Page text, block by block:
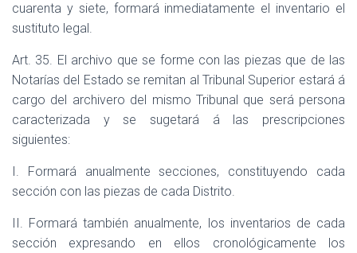
cuarenta y siete, formará inmediatamente el inventario el
sustituto legal.
Art. 35. El archivo que se forme con las piezas que de las
Notarías del Estado se remitan al Tribunal Superior estará á
cargo del archivero del mismo Tribunal que será persona
caracterizada y se sugetará á las prescripciones
siguientes:
I.
Formará anualmente secciones, constituyendo cada
sección con las piezas de cada Distrito.
II. Formará también anualmente, los inventarios de cada
sección expresando en ellos cronológicamente los